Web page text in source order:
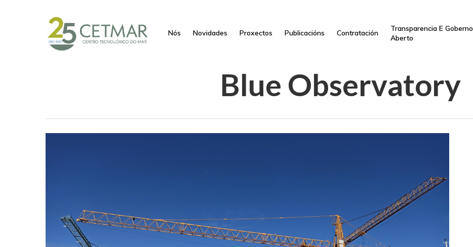
Nós Novidades Proxectos Publicacións Contratación
Transparencia E Goberno
Aberto
Blue Observatory